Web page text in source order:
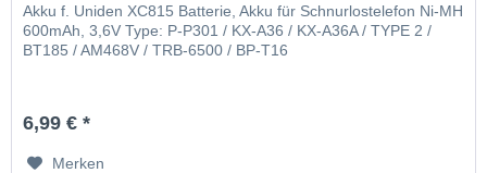
Akku f. Uniden XC815 Batterie, Akku für Schnurlostelefon Ni-MH
600mAh, 3,6V Type: P-P301 / KX-A36 / KX-A36A / TYPE 2 /
BT185 / AM468V / TRB-6500 / BP-T16
6,99 € *
Merken